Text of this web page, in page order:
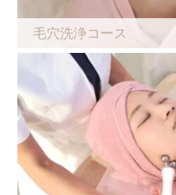
毛穴洗浄コース